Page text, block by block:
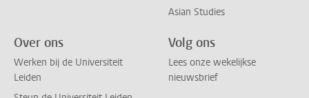
Asian Studies
Over ons
Werken bij de Universiteit
Leiden
Volg ons
Lees onze wekelijkse
nieuwsbrief